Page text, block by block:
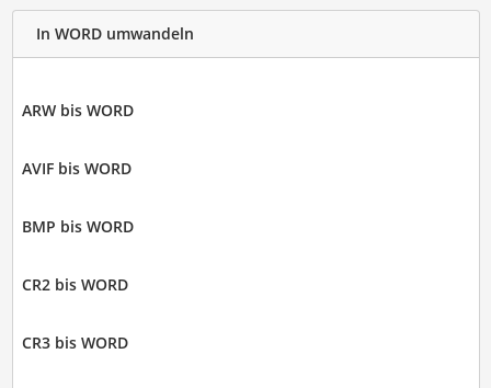
In WORD umwandeln
ARW bis WORD
AVIF bis WORD
BMP bis WORD
CR2 bis WORD
CR3 bis WORD